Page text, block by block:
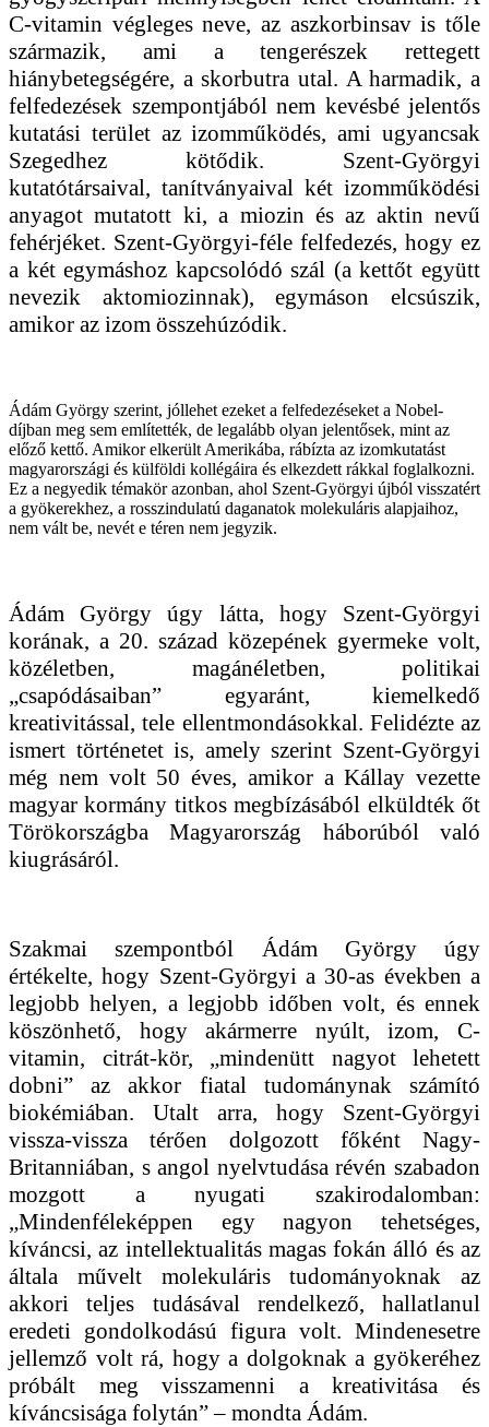
C-vitamin végleges neve, az aszkorbinsav is tőle
származik, ami a tengerészek rettegett
hiánybetegségére, a skorbutra utal. A harmadik, a
felfedezések szempontjából nem kevésbé jelentős
kutatási terület az izomműködés, ami ugyancsak
Szegedhez kötődik. Szent-Györgyi
kutatótársaival, tanítványaival két izomműködési
anyagot mutatott ki, a miozin és az aktin nevű
fehérjéket. Szent-Györgyi-féle felfedezés, hogy ez
a két egymáshoz kapcsolódó szál (a kettőt együtt
nevezik aktomiozinnak), egymáson elcsúszik,
amikor az izom összehúzódik.
Ádám György szerint, jóllehet ezeket a felfedezéseket a Nobel-
díjban meg sem említették, de legalább olyan jelentősek, mint az
előző kettő. Amikor elkerült Amerikába, rábízta az izomkutatást
magyarországi és külföldi kollégáira és elkezdett rákkal foglalkozni.
Ez a negyedik témakör azonban, ahol Szent-Györgyi újból visszatért
a gyökerekhez, a rosszindulatú daganatok molekuláris alapjaihoz,
nem vált be, nevét e téren nem jegyzik.
Ádám György úgy látta, hogy Szent-Györgyi
korának, a 20. század közepének gyermeke volt,
közéletben, magánéletben, politikai
„csapódásaiban” egyaránt, kiemelkedő
kreativitással, tele ellentmondásokkal. Felidézte az
ismert történetet is, amely szerint Szent-Györgyi
még nem volt 50 éves, amikor a Kállay vezette
magyar kormány titkos megbízásából elküldték őt
Törökországba Magyarország háborúból való
kiugrásáról.
Szakmai szempontból Ádám György úgy
értékelte, hogy Szent-Györgyi a 30-as években a
legjobb helyen, a legjobb időben volt, és ennek
köszönhető, hogy akármerre nyúlt, izom, C-
vitamin, citrát-kör, „mindenütt nagyot lehetett
dobni” az akkor fiatal tudománynak számító
biokémiában. Utalt arra, hogy Szent-Györgyi
vissza-vissza térően dolgozott főként Nagy-
Britanniában, s angol nyelvtudása révén szabadon
mozgott a nyugati szakirodalomban:
„Mindenféleképpen egy nagyon tehetséges,
kíváncsi, az intellektualitás magas fokán álló és az
általa művelt molekuláris tudományoknak az
akkori teljes tudásával rendelkező, hallatlanul
eredeti gondolkodású figura volt. Mindenesetre
jellemző volt rá, hogy a dolgoknak a gyökeréhez
próbált meg visszamenni a kreativitása és
kíváncsisága folytán” – mondta Ádám.